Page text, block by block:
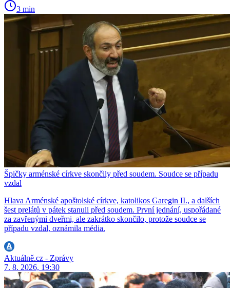
3 min
Špičky arménské církve skončily před soudem. Soudce se případu
vzdal
Hlava Arménské apoštolské církve, katolikos Garegin II., a dalších
šest prelátů v pátek stanuli před soudem. První jednání, uspořádané
za zavřenými dveřmi, ale zakrátko skončilo, protože soudce se
případu vzdal, oznámila média.
Aktuálně.cz - Zprávy
7. 8. 2026, 19:30